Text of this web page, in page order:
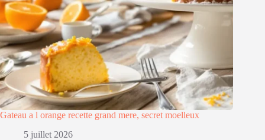
Gateau a l orange recette grand mere, secret moelleux
5 juillet 2026